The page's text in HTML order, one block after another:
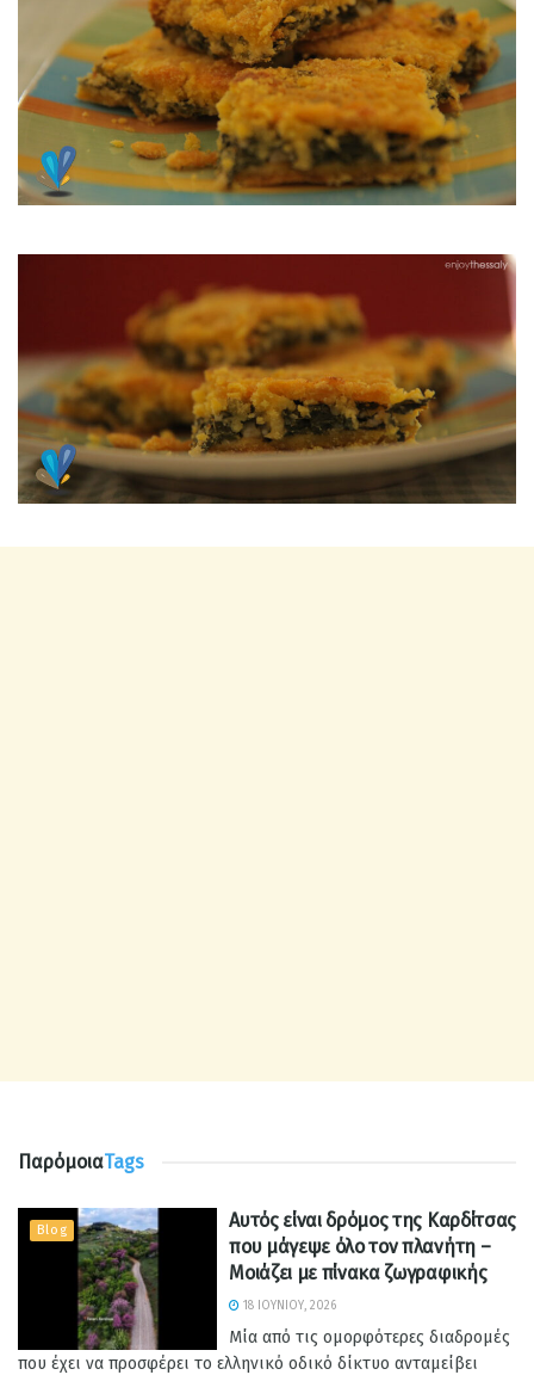
ΠαρόμοιαTags
Blog
Αυτός είναι δρόμος της Καρδίτσας
που μάγεψε όλο τον πλανήτη –
Μοιάζει με πίνακα ζωγραφικής
18 ΙΟΥΝΊΟΥ, 2026
Μία από τις ομορφότερες διαδρομές
που έχει να προσφέρει το ελληνικό οδικό δίκτυο ανταμείβει